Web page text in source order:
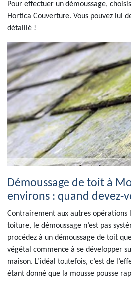
Pour effectuer un démoussage,
Hortica Couverture. Vous pouvez lui
détaillé !
Démoussage de toit à
environs : quand devez-
Contrairement aux autres opérations
toiture, le démoussage n’est pas
procédez à un démoussage de toit
végétal commence à se développer
maison. L’idéal toutefois, c’est de
étant donné que la mousse pousse